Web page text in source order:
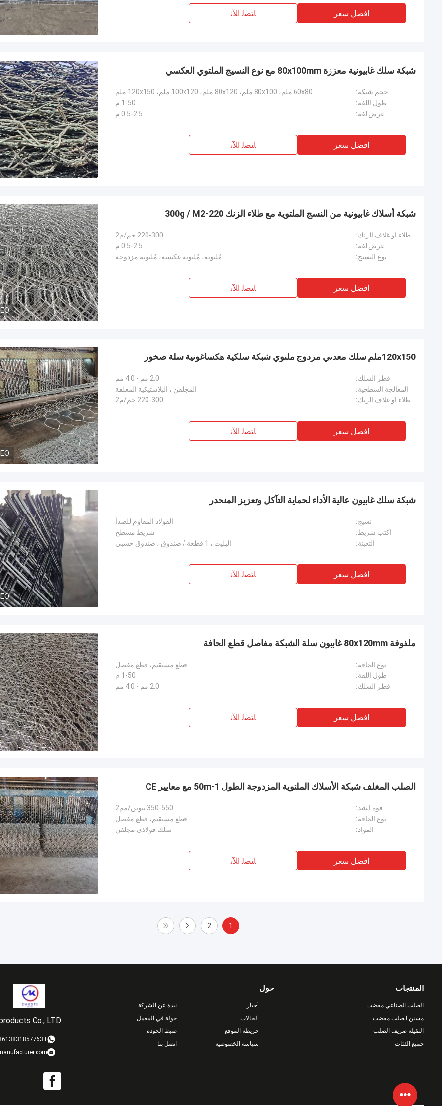
افضل سعر ﺎﺘﺼﻟ ﺍﻶﻧ
شبكة سلك غابيونية معززة 80x100mm مع نوع النسيج الملتوي العكسي
حجم شبكة:
60x80 ملم، 80x100 ملم، 80x120 ملم، 100x120 ملم، 120x150 ملم
طول اللفة:
1-50 م
عرض لفة:
0.5-2.5 م
افضل سعر ﺎﺘﺼﻟ ﺍﻶﻧ
شبكة أسلاك غابيونية من النسج الملتوية مع طلاء الزنك 220-300g / M2
طلاء او غلاف الزنك:
220-300 جم/م2
عرض لفة:
0.5-2.5 م
نوع النسيج:
مُلتوية، مُلتوية عكسية، مُلتوية مزدوجة
افضل سعر ﺎﺘﺼﻟ ﺍﻶﻧ
120x150ملم سلك معدني مزدوج ملتوي شبكة سلكية هكساغونية سلة صخور
قطر السلك:
2.0 مم - 4.0 مم
المعالجة السطحية:
المجلفن ، البلاستيكية المغلفة
طلاء او غلاف الزنك:
220-300 جم/م2
افضل سعر ﺎﺘﺼﻟ ﺍﻶﻧ
شبكة سلك غابيون عالية الأداء لحماية التآكل وتعزيز المنحدر
نسيج:
الفولاذ المقاوم للصدأ
اكتب شريط:
شريط مسطح
التعبئة:
البليت ، 1 قطعة / صندوق ، صندوق خشبي
افضل سعر ﺎﺘﺼﻟ ﺍﻶﻧ
ملفوفة 80x120mm غابيون سلة الشبكة مفاصل قطع الحافة
نوع الحافة:
قطع مستقيم، قطع مفصل
طول اللفة:
1-50 م
قطر السلك:
2.0 مم - 4.0 مم
افضل سعر ﺎﺘﺼﻟ ﺍﻶﻧ
الصلب المغلف شبكة الأسلاك الملتوية المزدوجة الطول 1-50m مع معايير CE
قوة الشد:
350-550 نيوتن/مم2
نوع الحافة:
قطع مستقيم، قطع مفصل
المواد:
سلك فولاذي مجلفن
افضل سعر ﺎﺘﺼﻟ ﺍﻶﻧ
1
2
Co., LTD
+8613831857763
حول
نبذة عن الشركة
جولة في المعمل
ضبط الجودة
اتصل بنا
أخبار
الحالات
خريطة الموقع
سياسة الخصوصية
المنتجات
الصلب الصناعي مقضب
مسنن الصلب مقضب
الثقيلة صريف الصلب
جميع الفئات